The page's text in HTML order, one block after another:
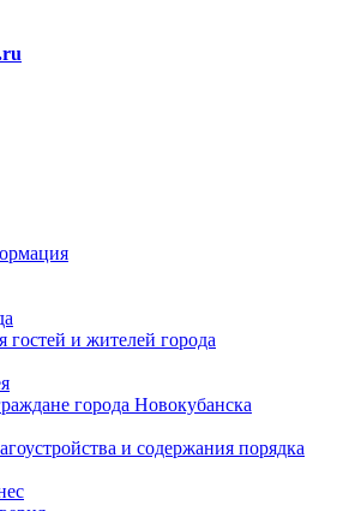
гостей и жителей города
города Новокубанска
и содержания порядка